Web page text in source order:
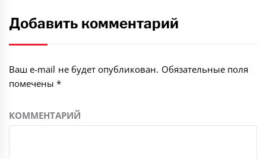
Добавить комментарий
Ваш e-mail не будет опубликован. Обязательные поля
помечены*
КОММЕНТАРИЙ